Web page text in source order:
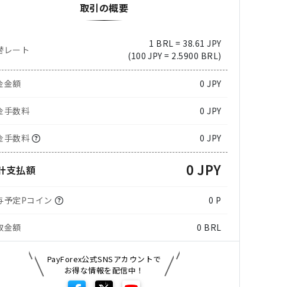
取引の概要
レート
1 BRL = 38.61 JPY
(100 JPY = 2.5900 BRL)
金額 0 JPY
手数料 0 JPY
手数料 0 JPY
支払額 0 JPY
予定Pコイン 0 P
金額 0 BRL
PayForex公式SNSアカウントで
お得な情報を配信中！